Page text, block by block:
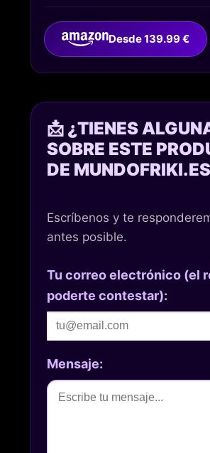
Desde 139.99 €
📩 ¿TIENES
SOBRE ESTE
DE
Escríbenos y te
antes posible.
Tu correo electrónico (el
poderte contestar):
Mensaje: